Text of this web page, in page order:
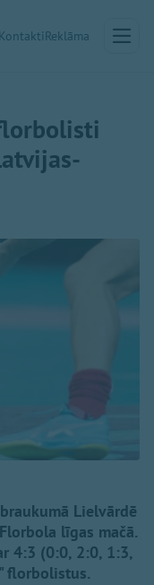
KontaktiReklāma
Lielvārdē
līgas mačā.
4:3 (0:0, 2:0, 1:3,
florbolistus.